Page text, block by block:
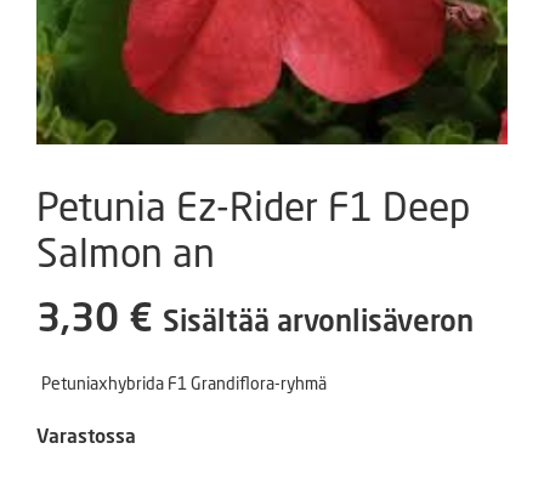
Petunia Ez-Rider F1 Deep
Salmon an
3,30 € Sisältää arvonlisäveron
Petuniaxhybrida F1 Grandiflora-ryhmä
Varastossa